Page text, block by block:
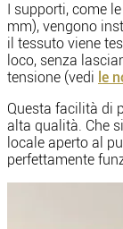
I supporti, come le
mm), vengono
il tessuto viene
loco, senza
tensione (vedi le
Questa facilità di
alta qualità. Che
locale aperto al
perfettamente